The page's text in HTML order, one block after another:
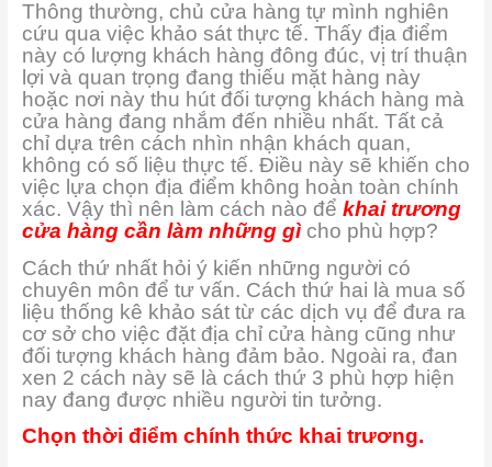
Thông thường, chủ cửa hàng tự mình nghiên
cứu qua việc khảo sát thực tế. Thấy địa điểm
này có lượng khách hàng đông đúc, vị trí thuận
lợi và quan trọng đang thiếu mặt hàng này
hoặc nơi này thu hút đối tượng khách hàng mà
cửa hàng đang nhắm đến nhiều nhất. Tất cả
chỉ dựa trên cách nhìn nhận khách quan,
không có số liệu thực tế. Điều này sẽ khiến cho
việc lựa chọn địa điểm không hoàn toàn chính
xác. Vậy thì nên làm cách nào để khai trương
cửa hàng cần làm những gìcho phù hợp?
Cách thứ nhất hỏi ý kiến những người có
chuyên môn để tư vấn. Cách thứ hai là mua số
liệu thống kê khảo sát từ các dịch vụ để đưa ra
cơ sở cho việc đặt địa chỉ cửa hàng cũng như
đối tượng khách hàng đảm bảo. Ngoài ra, đan
xen 2 cách này sẽ là cách thứ 3 phù hợp hiện
nay đang được nhiều người tin tưởng.
Chọn thời điểm chính thức khai trương.